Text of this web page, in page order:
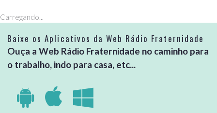
Carregando...
Baixe os Aplicativos da Web Rádio Fraternidade
Ouça a Web Rádio Fraternidade no caminho para
o trabalho, indo para casa, etc...